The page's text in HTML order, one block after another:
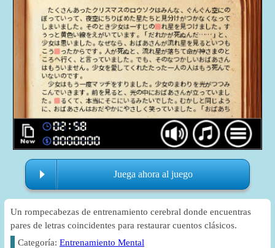
Juega ahora al juego
Un rompecabezas de entrenamiento cerebral donde encuentras
pares de letras coincidentes para restaurar cuentos clásicos.
Categoría:Entrenamiento Mental